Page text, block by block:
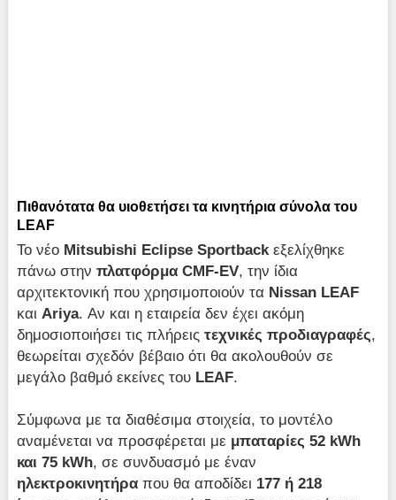
Πιθανότατα θα υιοθετήσει τα κινητήρια σύνολα του
LEAF
Το νέο Mitsubishi Eclipse Sportback εξελίχθηκε
πάνω στηνπλατφόρμα CMF-EV, την ίδια
αρχιτεκτονική που χρησιμοποιούν τα Nissan LEAF
και Ariya. Αν και η εταιρεία δεν έχει ακόμη
δημοσιοποιήσει τις πλήρειςτεχνικές προδιαγραφές,
θεωρείται σχεδόν βέβαιο ότι θα ακολουθούν σε
μεγάλο βαθμό εκείνες του LEAF.
Σύμφωνα με τα διαθέσιμα στοιχεία, το μοντέλο
αναμένεται να προσφέρεται με μπαταρίες 52 kWh
και 75 kWh, σε συνδυασμό με έναν
ηλεκτροκινητήρα που θα αποδίδει 177 ή 218